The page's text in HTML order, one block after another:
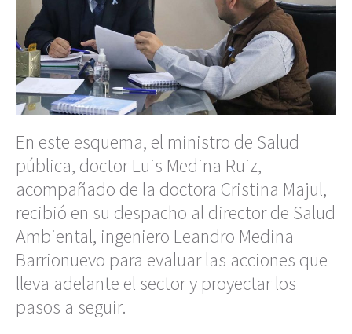
En este esquema, el ministro de Salud
pública, doctor Luis Medina Ruiz,
acompañado de la doctora Cristina Majul,
recibió en su despacho al director de Salud
Ambiental, ingeniero Leandro Medina
Barrionuevo para evaluar las acciones que
lleva adelante el sector y proyectar los
pasos a seguir.